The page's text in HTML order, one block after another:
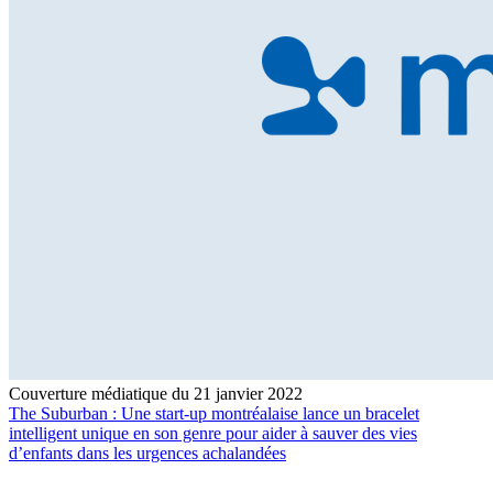
Couverture médiatique du 21 janvier 2022
The Suburban : Une start-up montréalaise lance un bracelet
intelligent unique en son genre pour aider à sauver des vies
d’enfants dans les urgences achalandées